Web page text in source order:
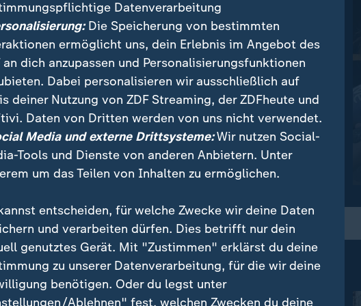
| heute
mehr Brauereien
schließen
Nachrichten | heute
"Deutsche Wirtschaft zeigt
sich robuster"
Datenverarbeitung
Die Speicherung von bestimmten
ermöglicht uns, dein Erlebnis im Angebot des
an dich anzupassen und Personalisierungsfunktionen
Dabei personalisieren wir ausschließlich auf
deiner Nutzung von ZDF Streaming, der ZDFheute und
Daten von Dritten werden von uns nicht verwendet.
Media und externe Drittsysteme:Wir nutzen Social-
Tools und Dienste von anderen Anbietern. Unter
um das Teilen von Inhalten zu ermöglichen.
entscheiden, für welche Zwecke wir deine Daten
und verarbeiten dürfen. Dies betrifft nur dein
genutztes Gerät. Mit "Zustimmen" erklärst du deine
zu unserer Datenverarbeitung, für die wir deine
benötigen. Oder du legst unter
Ablehnen" fest, welchen Zwecken du deine